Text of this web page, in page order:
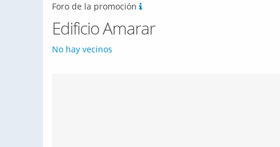
Foro de la promoción
Edificio Amarar
No hay vecinos